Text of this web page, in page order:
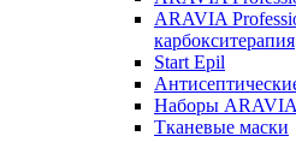
ARAVIA
карбокситерапия
Start Epil
Наборы ARAVIA
Тканевые маски